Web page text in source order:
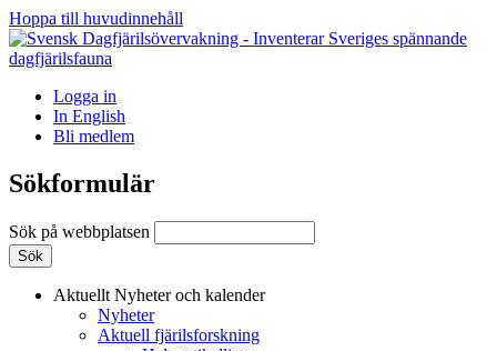
Hoppa till huvudinnehåll
Logga in
In English
Bli medlem
Sökformulär
Sök på webbplatsen
Aktuellt Nyheter och kalender
Nyheter
Aktuell fjärilsforskning